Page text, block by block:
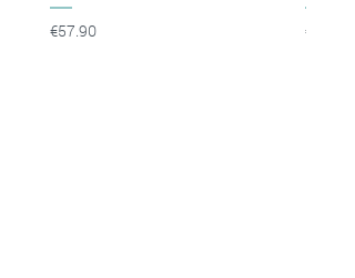
Price
€57.90 Price
€53.90